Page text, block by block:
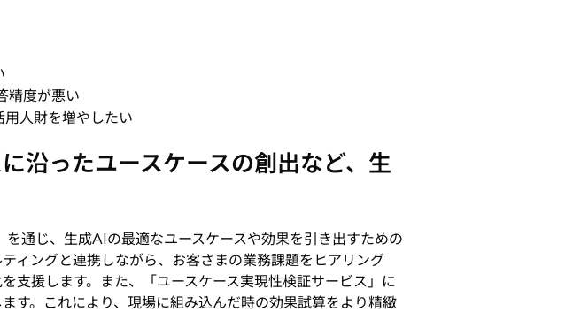
精度が悪い
人財を増やしたい
沿ったユースケースの創出など、生
通じ、生成AIの最適なユースケースや効果を引き出すための
ィングと連携しながら、お客さまの業務課題をヒアリング
支援します。また、「ユースケース実現性検証サービス」に
す。これにより、現場に組み込んだ時の効果試算をより精緻